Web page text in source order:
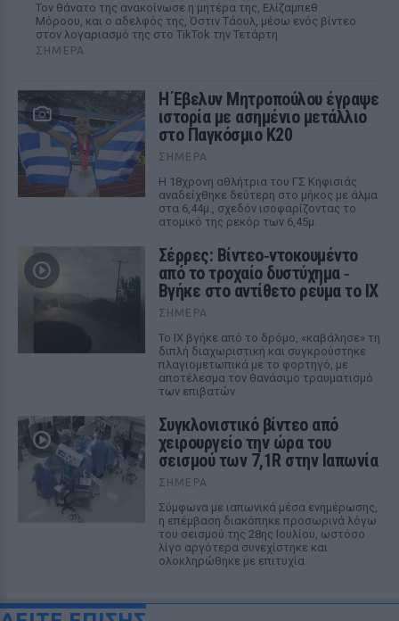
Τον θάνατο της ανακοίνωσε η μητέρα της, Ελίζαμπεθ
Μόροου, και ο αδελφός της, Όστιν Τάουλ, μέσω ενός βίντεο
στον λογαριασμό της στο TikTok την Τετάρτη
ΣΉΜΕΡΑ
Η Έβελυν Μητροπούλου έγραψε
ιστορία με ασημένιο μετάλλιο
στο Παγκόσμιο Κ20
ΣΉΜΕΡΑ
Η 18χρονη αθλήτρια του ΓΣ Κηφισιάς
αναδείχθηκε δεύτερη στο μήκος με άλμα
στα 6,44μ., σχεδόν ισοφαρίζοντας το
ατομικό της ρεκόρ των 6,45μ.
Σέρρες: Βίντεο‑ντοκουμέντο
από το τροχαίο δυστύχημα ‑
Βγήκε στο αντίθετο ρεύμα το ΙΧ
ΣΉΜΕΡΑ
Το ΙΧ βγήκε από το δρόμο, «καβάλησε» τη
διπλή διαχωριστική και συγκρούστηκε
πλαγιομετωπικά με το φορτηγό, με
αποτέλεσμα τον θανάσιμο τραυματισμό
των επιβατών
Συγκλονιστικό βίντεο από
χειρουργείο την ώρα του
σεισμού των 7,1R στην Ιαπωνία
ΣΉΜΕΡΑ
Σύμφωνα με ιαπωνικά μέσα ενημέρωσης,
η επέμβαση διακόπηκε προσωρινά λόγω
του σεισμού της 28ης Ιουλίου, ωστόσο
λίγο αργότερα συνεχίστηκε και
ολοκληρώθηκε με επιτυχία